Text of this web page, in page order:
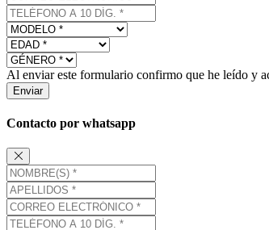
Al enviar este formulario confirmo que he leído y
Enviar
Contacto por whatsapp